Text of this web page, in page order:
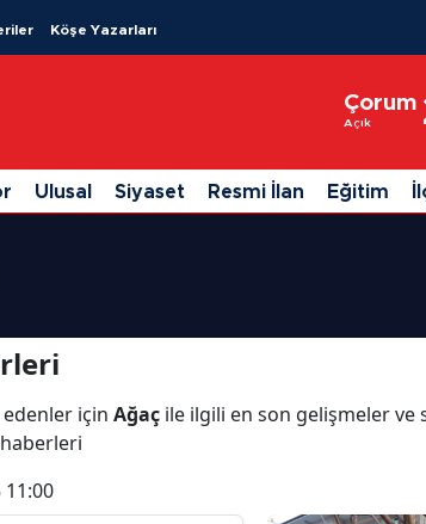
Köşe Yazarları
Çorum
Açık
Ağrı
Artvin
Ulusal Siyaset Resmi İlan Eğitim
için Ağaç ile ilgili en son gelişmeler ve
11:00